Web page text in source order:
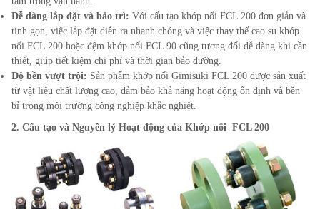
Dễ dàng lắp đặt và bảo trì: Với cấu tạo khớp nối FCL 200 đơn giản và
tinh gọn, việc lắp đặt diễn ra nhanh chóng và việc thay thế cao su khớp
nối FCL 200 hoặc đệm khớp nối FCL 90 cũng tương đối dễ dàng khi cần
thiết, giúp tiết kiệm chi phí và thời gian bảo dưỡng.
Độ bền vượt trội: Sản phẩm khớp nối Gimisuki FCL 200 được sản xuất
từ vật liệu chất lượng cao, đảm bảo khả năng hoạt động ổn định và bền
bỉ trong môi trường công nghiệp khắc nghiệt.
2. Cấu tạo và Nguyên lý Hoạt động của Khớp nối FCL 200